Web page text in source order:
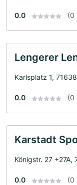
0.0 (0
Lengerer
Karlsplatz 1,
0.0 (0
Karstadt
Königstr. 27
0.0 (0